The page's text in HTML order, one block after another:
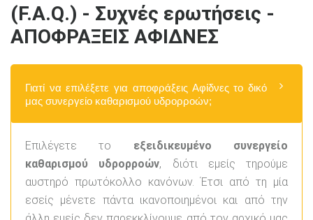
(F.A.Q.) - Συχνές ερωτήσεις -
ΑΠΟΦΡΑΞΕΙΣ ΑΦΙΔΝΕΣ
Γιατί να επιλέξετε για αποφράξεις Αφίδνες το δικό
μας συνεργείο καθαρισμού υδρορροών;
Επιλέγετε το εξειδικευμένο συνεργείο
καθαρισμού υδρορροών, διότι εμείς τηρούμε
αυστηρό πρωτόκολλο κανόνων. Έτσι από τη μία
εσείς μένετε πάντα ικανοποιημένοι και από την